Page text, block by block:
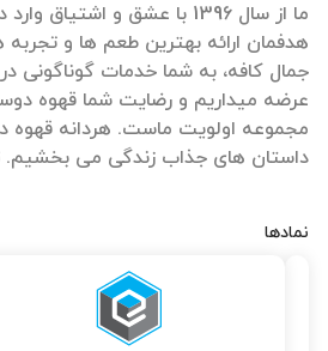
ما از سال 1396 با عشق و
هدفمان ارائه بهترین طعم ها و
جمال کافه، به شما خدمات گوناگونی
عرضه میداریم و رضایت شما قهوه
مجموعه اولویت ماست. هردانه قهوه
داستان های جذاب زندگی می بخشیم.
نمادها